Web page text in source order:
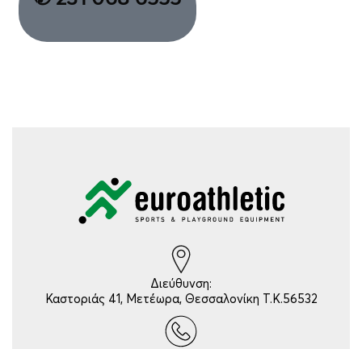
Διεύθυνση:
Καστοριάς 41, Μετέωρα, Θεσσαλονίκη Τ.Κ.56532